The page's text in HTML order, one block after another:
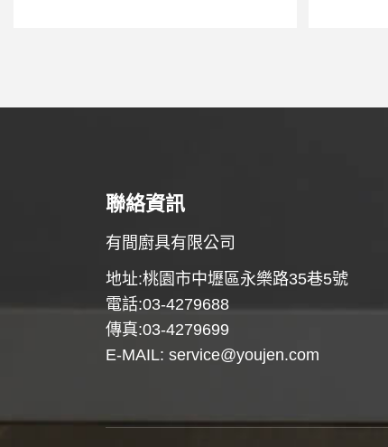
聯絡資訊
有間廚具有限公司
地址:桃園市中壢區永樂路35巷5號
電話:03-4279688
傳真:03-4279699
E-MAIL: service@youjen.com